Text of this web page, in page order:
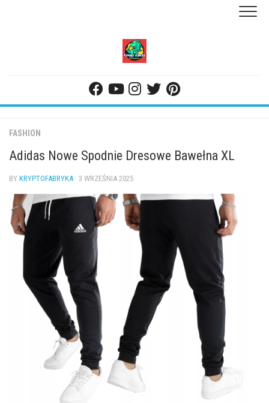
FASHION
Adidas Nowe Spodnie Dresowe Bawełna XL
BY KRYPTOFABRYKA · 3 WRZEŚNIA 2025